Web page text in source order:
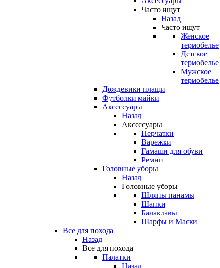
Часто ищут
Назад
Часто ищут
Женское
термобелье
Детское
термобелье
Мужское
термобелье
Дождевики плащи
Футболки майки
Аксессуары
Назад
Аксессуары
Перчатки
Варежки
Гамаши для обуви
Ремни
Головные уборы
Назад
Головные уборы
Шляпы панамы
Шапки
Балаклавы
Шарфы и Маски
Все для похода
Назад
Все для похода
Палатки
Назад